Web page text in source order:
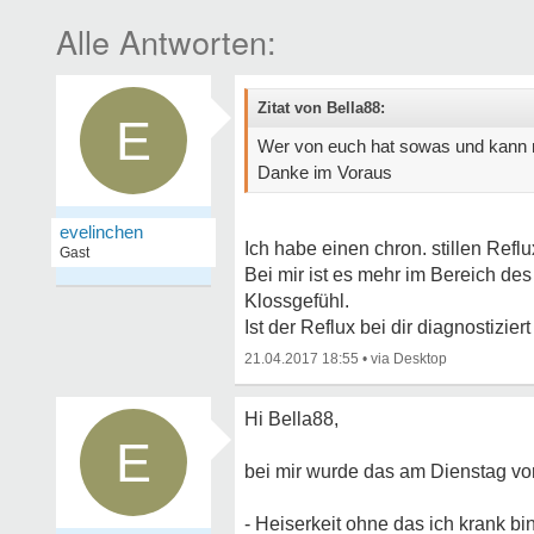
E
evelinchen
Gast
Zitat von Bella88:
Wer von euch hat sowas und
Danke im Voraus
Ich habe einen chron. stillen
Bei mir ist es mehr im Bereich
Klossgefühl.
Ist der Reflux bei dir
21.04.2017 18:55 •
E
Hi Bella88,
bei mir wurde das am Dienstag
- Heiserkeit ohne das ich krank